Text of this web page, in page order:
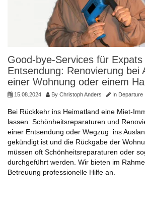
Good-bye-Services für
Entsendung: Renovierung bei
einer Wohnung oder einem
15.08.2024 By Christoph Anders In Departure
Bei Rückkehr ins Heimatland eine Miet-
lassen: Schönheitsreparaturen und
einer Entsendung oder Wegzug ins
gekündigt ist und die Rückgabe der
müssen oft Schönheitsreparaturen oder
durchgeführt werden. Wir bieten im
Betreuung professionelle Hilfe an.